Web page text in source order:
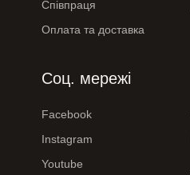
Співпраця
Оплата та доставка
Соц. мережі
Facebook
Instagram
Youtube